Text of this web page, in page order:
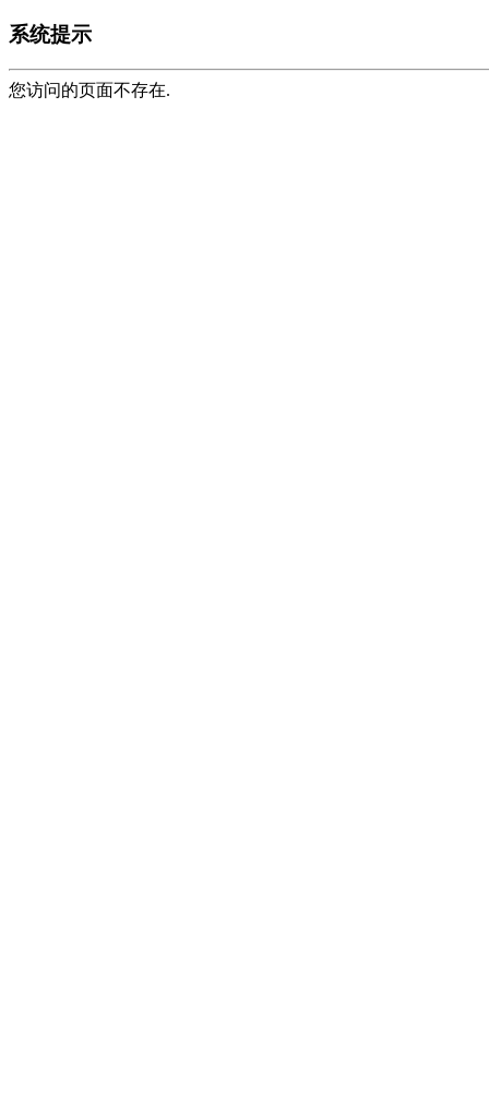
系统提示
您访问的页面不存在.